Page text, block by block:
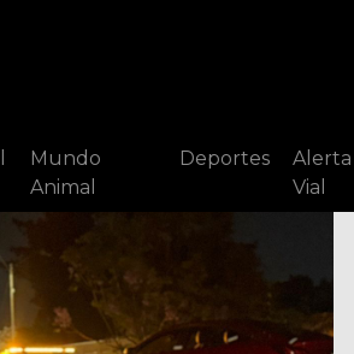
Mundo
Animal
Deportes
Alerta
Vial